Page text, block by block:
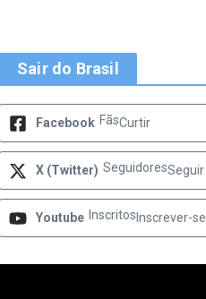
Sair do Brasil
Facebook FãsCurtir
X (Twitter) SeguidoresSeguir
Youtube Inscritos Inscrever-se